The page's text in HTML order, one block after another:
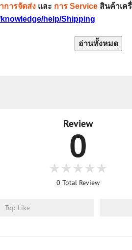
การจัดส่ง และ การ Service สินค้าเค
help/Shipping
อ่านทั้งหมด
Review
0
0 Total Review
Top Like